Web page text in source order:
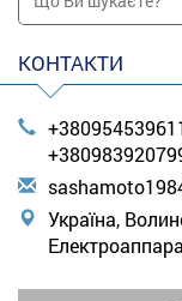
КОНТАКТИ
sashamoto1
Україна,